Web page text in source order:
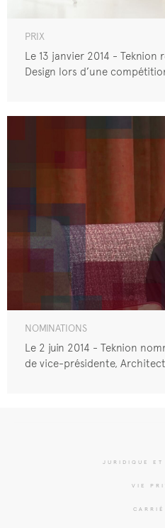
PRIX
Le 13 janvier 2014 -
Design lors d’une
NOMINATIONS
Le 2 juin 2014 - Teknion
de vice-présidente,
JURIDIQUE ET
VIE